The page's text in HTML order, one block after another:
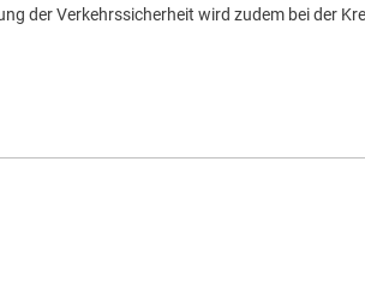
der Verkehrssicherheit wird zudem bei der